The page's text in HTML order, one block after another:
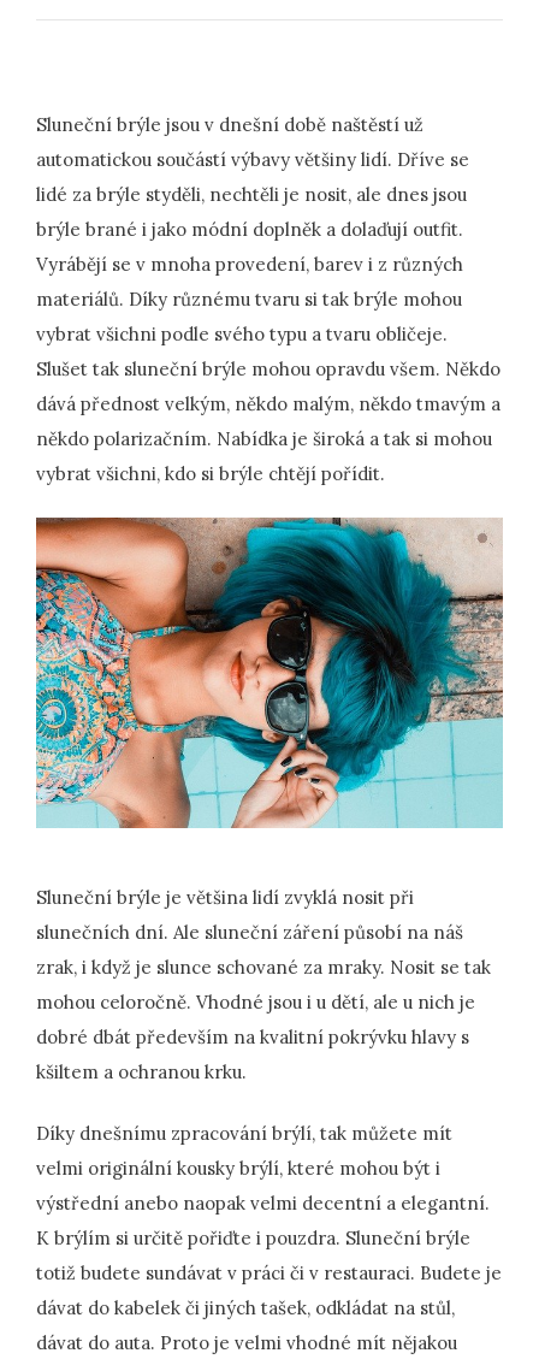
Sluneční brýle jsou v dnešní době naštěstí už
automatickou součástí výbavy většiny lidí. Dříve se
lidé za brýle styděli, nechtěli je nosit, ale dnes jsou
brýle brané i jako módní doplněk a dolaďují outfit.
Vyrábějí se v mnoha provedení, barev i z různých
materiálů. Díky různému tvaru si tak brýle mohou
vybrat všichni podle svého typu a tvaru obličeje.
Slušet tak sluneční brýle mohou opravdu všem. Někdo
dává přednost velkým, někdo malým, někdo tmavým a
někdo polarizačním. Nabídka je široká a tak si mohou
vybrat všichni, kdo si brýle chtějí pořídit.
Sluneční brýle je většina lidí zvyklá nosit při
slunečních dní. Ale sluneční záření působí na náš
zrak, i když je slunce schované za mraky. Nosit se tak
mohou celoročně. Vhodné jsou i u dětí, ale u nich je
dobré dbát především na kvalitní pokrývku hlavy s
kšiltem a ochranou krku.
Díky dnešnímu zpracování brýlí, tak můžete mít
velmi originální kousky brýlí, které mohou být i
výstřední anebo naopak velmi decentní a elegantní.
K brýlím si určitě pořiďte i pouzdra. Sluneční brýle
totiž budete sundávat v práci či v restauraci. Budete je
dávat do kabelek či jiných tašek, odkládat na stůl,
dávat do auta. Proto je velmi vhodné mít nějakou